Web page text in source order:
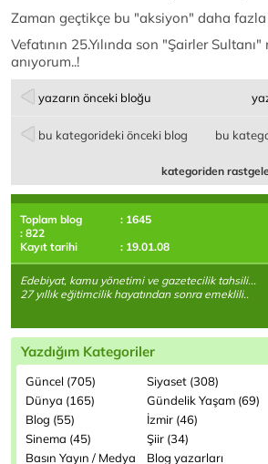
Zaman geçtikçe bu "aksiyon" daha
Vefatının 25.Yılında son "Şairler
anıyorum..!
yazarın önceki bloğu
bu kategorideki önceki blog bu
kategoriden
Toplam blog
: 1645
: 822
Kayıt tarihi
: 19.01.08
Edebiyat, kamu yönetimi ve gazetecilik tahsili...
27 yıllık eğitimcilik hayatından sonra emeklili..
Yazdığım Kategoriler
Güncel (705)
Siyaset (308)
Dünya (165)
Gündelik Yaşam (69)
Blog (55)
İzmir (46)
Sinema (45)
Şiir (34)
Basın Yayın / Medya
Blog yazarları